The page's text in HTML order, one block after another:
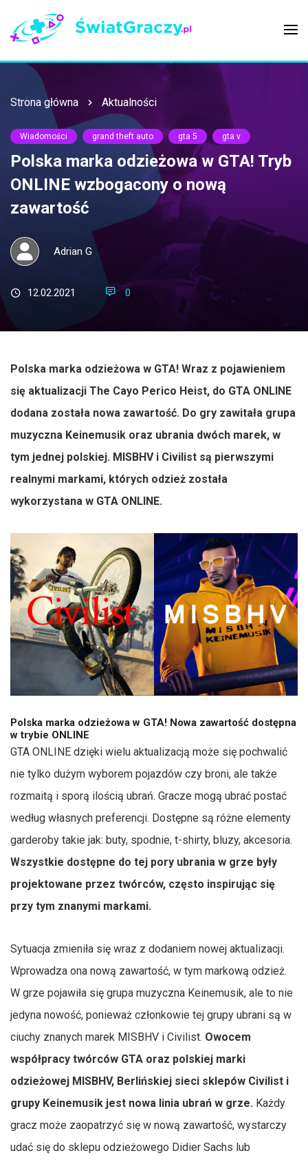
Strona główna Aktualności
Wiadomości grand theft auto gta 5 gta v
Polska marka odzieżowa w GTA! Tryb
ONLINE wzbogacony o nową
zawartość
Adrian G
12.02.2021 0
Polska marka odzieżowa w GTA! Wraz z pojawieniem
się aktualizacji The Cayo Perico Heist, do GTA ONLINE
dodana została nowa zawartość. Do gry zawitała grupa
muzyczna Keinemusik oraz ubrania dwóch marek, w
tym jednej polskiej. MISBHV i Civilist są pierwszymi
realnymi markami, których odzież została
wykorzystana w GTA ONLINE.
Polska marka odzieżowa w GTA! Nowa zawartość dostępna
w trybie ONLINE
GTA ONLINE dzięki wielu aktualizacją może się pochwalić
nie tylko dużym wyborem pojazdów czy broni, ale także
rozmaitą i sporą ilością ubrań. Gracze mogą ubrać postać
według własnych preferencji. Dostępne są różne elementy
garderoby takie jak: buty, spodnie, t-shirty, bluzy, akcesoria.
Wszystkie dostępne do tej pory ubrania w grze były
projektowane przez twórców, często inspirując się
przy tym znanymi markami.
Sytuacja zmieniła się wraz z dodaniem nowej aktualizacji.
Wprowadza ona nową zawartość, w tym markową odzież.
W grze pojawiła się grupa muzyczna Keinemusik, ale to nie
jedyna nowość, ponieważ członkowie tej grupy ubrani są w
ciuchy znanych marek MISBHV i Civilist. Owocem
współpracy twórców GTA oraz polskiej marki
odzieżowej MISBHV, Berlińskiej sieci sklepów Civilist i
grupy Keinemusik jest nowa linia ubrań w grze. Każdy
gracz może zaopatrzyć się w nową zawartość, wystarczy
udać się do sklepu odzieżowego Didier Sachs lub